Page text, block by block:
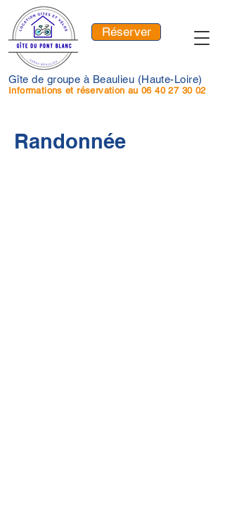
Gîte de groupe à Beaulieu (Haute-Loire)
Informations et réservation au06 40 27 30 02
Réserver
Randonnée